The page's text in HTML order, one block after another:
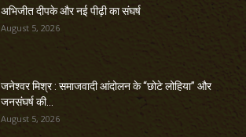
अभिजीत दीपके और नई पीढ़ी का संघर्ष
August 5, 2026
जनेश्वर मिश्र : समाजवादी आंदोलन के “छोटे लोहिया” और
जनसंघर्ष की...
August 5, 2026